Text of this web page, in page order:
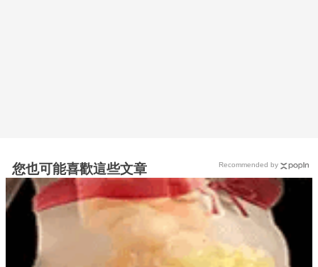
您也可能喜歡這些文章 Recommended by